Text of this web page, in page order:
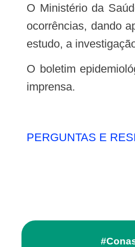
O Ministério da Saúde, em completa parceria com as secretarias estaduais e municipais de saúde, continuará recebendo as
ocorrências, dando
estudo, a
O boletim epidemiológico sobre os casos de microcefalia no país será divulgado na próxima terça-feira (17), com coletiva de
imprensa.
PERGUNTAS E